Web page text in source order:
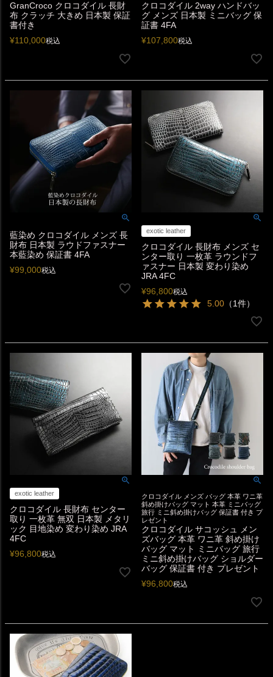
GranCroco クロコダイル 長財
布 クラッチ 大きめ 日本製 保証
書付き
¥110,000税込
クロコダイル 2way ハンドバッ
グ メンズ 日本製 ミニバッグ 保
証書 4FA
¥107,800税込
藍染め クロコダイル メンズ 長
財布 日本製 ラウドファスナー
本藍染め 保証書 4FA
¥99,000税込
exotic leather
クロコダイル 長財布 メンズ セ
ンター取り 一枚革 ラウンドフ
ァスナー 日本製 変わり染め
JRA 4FC
¥96,800税込
5.00 （1件）
exotic leather
クロコダイル 長財布 センター
取り 一枚革 無双 日本製 メタリ
ック 目地染め 変わり染め JRA
4FC
¥96,800税込
クロコダイル メンズ バッグ 本革 ワニ革
斜め掛けバッグ マット 本革 ミニバッグ
旅行 ミニ斜め掛けバッグ 保証書 付き プ
レゼント
クロコダイル サコッシュ メン
ズバッグ 本革 ワニ革 斜め掛け
バッグ マット ミニバッグ 旅行
ミニ斜め掛けバッグ ショルダー
バッグ 保証書 付き プレゼント
¥96,800税込